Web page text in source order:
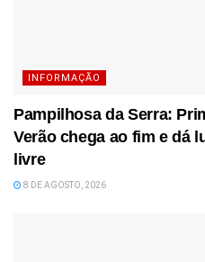
INFORMAÇÃO
Pampilhosa da Serra:
Verão chega ao fim e dá
livre
8 DE AGOSTO, 2026